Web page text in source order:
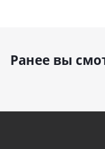
Ранее вы